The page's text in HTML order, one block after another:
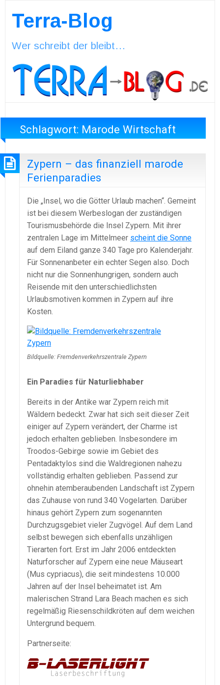
Terra-Blog
Wer schreibt der bleibt…
Schlagwort: Marode Wirtschaft
Zypern – das finanziell marode
Ferienparadies
Die „Insel, wo die Götter Urlaub machen“. Gemeint
ist bei diesem Werbeslogan der zuständigen
Tourismusbehörde die Insel Zypern. Mit ihrer
zentralen Lage im Mittelmeer scheint die Sonne
auf dem Eiland ganze 340 Tage pro Kalenderjahr.
Für Sonnenanbeter ein echter Segen also. Doch
nicht nur die Sonnenhungrigen, sondern auch
Reisende mit den unterschiedlichsten
Urlaubsmotiven kommen in Zypern auf ihre
Kosten.
Bildquelle: Fremdenverkehrszentrale Zypern
Ein Paradies für Naturliebhaber
Bereits in der Antike war Zypern reich mit
Wäldern bedeckt. Zwar hat sich seit dieser Zeit
einiger auf Zypern verändert, der Charme ist
jedoch erhalten geblieben. Insbesondere im
Troodos-Gebirge sowie im Gebiet des
Pentadaktylos sind die Waldregionen nahezu
vollständig erhalten geblieben. Passend zur
ohnehin atemberaubenden Landschaft ist Zypern
das Zuhause von rund 340 Vogelarten. Darüber
hinaus gehört Zypern zum sogenannten
Durchzugsgebiet vieler Zugvögel. Auf dem Land
selbst bewegen sich ebenfalls unzähligen
Tierarten fort. Erst im Jahr 2006 entdeckten
Naturforscher auf Zypern eine neue Mäuseart
(Mus cypriacus), die seit mindestens 10.000
Jahren auf der Insel beheimatet ist. Am
malerischen Strand Lara Beach machen es sich
regelmäßig Riesenschildkröten auf dem weichen
Untergrund bequem.
Partnerseite: